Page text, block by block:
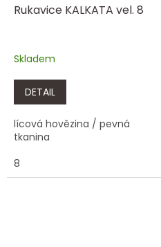
Rukavice KALKATA vel. 8
Skladem
DETAIL
lícová hovězina / pevná
tkanina
8